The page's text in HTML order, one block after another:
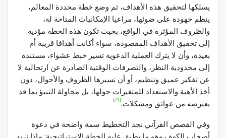
يسلكها لتحقيق هذه الأهداف، ثم وضع خطة محددة المعالم،
ينظم جهوده على ضوئها، مراعيا الإمكانيات المتاحة له،
والظروف المؤثرة في الواقع، بحيث تكون هذه الخطة مؤدية
إلى تحقيق الأهداف المقصودة، سواء أكانت أهدافا قريبة أم
بعيدة، وأن لا يترك العملية الدعوية تسير خبط عشواء، مستندة
إلى محدودية النظر، والتصرفات الوقتية الصادرة عن ارتجالية لا
عن تفكير عميق وتنظيم، أو أن تسيرها الظروف والأحوال، دون
أخذ الأهبة والاستعداد للمتغيرات حولها، بل محاولة التنبؤ بما قد
يعترضه من عوائق ومشكلات.[23]
وفي القصص القرآني نجد التخطيط سمة واضحة في دعوة
أصحاب الكهف وهو ما يطبق عليه الخطة الاستراتيجية: ماذا نريد